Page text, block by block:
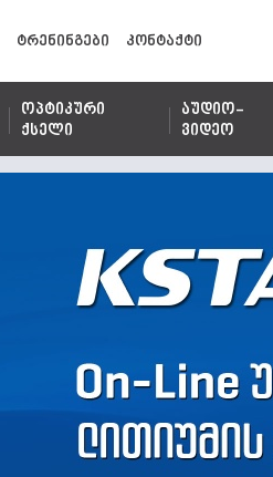
ტრენინგები კონტაქტი
ოპტიკური
ქსელი
აუდიო-
ვიდეო